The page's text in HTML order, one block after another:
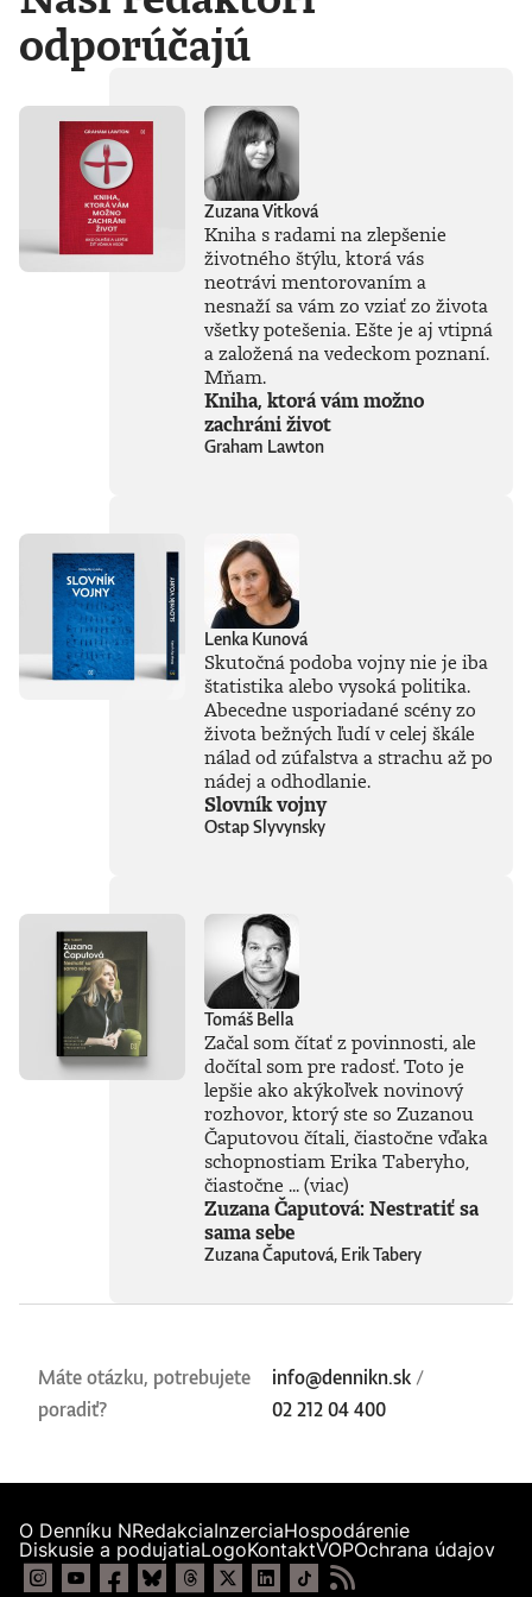
Pozriete sa, v
lepšom prípade sa
zasmejete a idete
ne pozerať aj ako
na správu o stave
krajiny. Kreslené
hodnotenie
situácie, v ktorej sa
nachádzame. Deň
po dni. S
neuveriteľnou
presnosťou a
prekvapivou
pointou. Častokrát
jasnejšie, ako všetky
vety, ktoré v ten
deň napíšu
komentátori a
analytici. Ale pozor!
Môžete sa na ne
kompozícia.
Jednoducho obraz,
ktorý by ste si radi
zavesili na stenu.
Taký je Shooty.
Teraz môže byť
signovaná
Shootyho
karikatúra vaša, a
to na kvalitnom
papieri vo formáte
A3. Denník N v
spolupráci s
Kanovits Fine Art
vám prinášajú
neuvidíte pri
novinovej tlači, ani
na internete.
Obrázky sú
vytlačené
najmodernejšou
technológiou,
kvalitnými
pigmentovými
farbami Epson
Stylus Pro na
bavlnenom
archívnom 320-
gramovom papieri
Fineart, procesom
overeným
certifikátom pre
Hahnemühle.
objednávku a každá
je osobitne
typicky 25-30 dní
Pozrite si všetky
dostupné
karikatúry
odporúčajú
Zuzana Vitková
Kniha s radami na zlepšenie
životného štýlu, ktorá vás
neotrávi mentorovaním a
nesnaží sa vám zo vziať zo života
všetky potešenia. Ešte je aj vtipná
a založená na vedeckom poznaní.
Mňam.
Kniha, ktorá vám možno
zachráni život
Graham Lawton
Lenka Kunová
Skutočná podoba vojny nie je iba
štatistika alebo vysoká politika.
Abecedne usporiadané scény zo
života bežných ľudí v celej škále
nálad od zúfalstva a strachu až po
nádej a odhodlanie.
Slovník vojny
Ostap Slyvynsky
Tomáš Bella
Začal som čítať z povinnosti, ale
dočítal som pre radosť. Toto je
lepšie ako akýkoľvek novinový
rozhovor, ktorý ste so Zuzanou
Čaputovou čítali, čiastočne vďaka
schopnostiam Erika Taberyho,
čiastočne ...(viac)
Zuzana Čaputová: Nestratiť sa
sama sebe
Zuzana Čaputová, Erik Tabery
Máte otázku, potrebujete
poradiť?
info@dennikn.sk /
02 212 04 400
O Denníku NRedakciaInzerciaHospodárenie
Diskusie a podujatiaLogoKontaktVOPOchrana údajov